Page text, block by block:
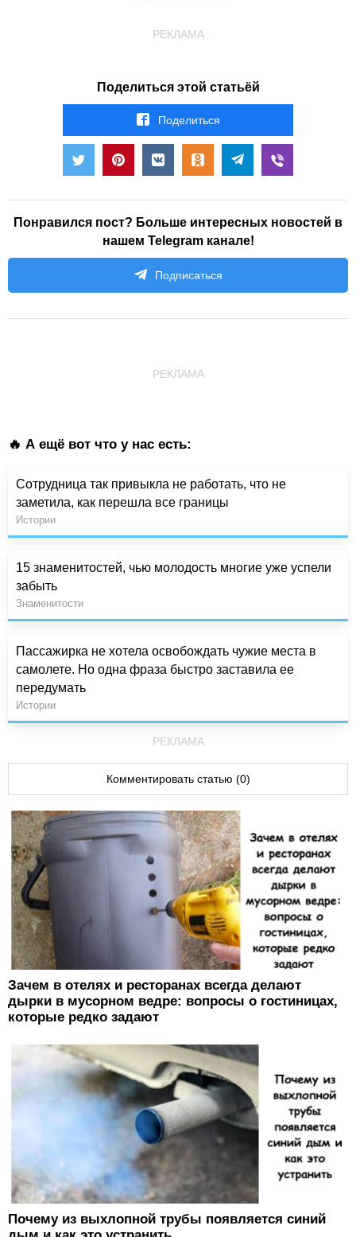
РЕКЛАМА
Поделиться этой статьёй
Поделиться
Понравился пост? Больше интересных новостей в
нашем Telegram канале!
Подписаться
РЕКЛАМА
🔥 А ещё вот что у нас есть:
Сотрудница так привыкла не работать, что не
заметила, как перешла все границы
Истории
15 знаменитостей, чью молодость многие уже успели
забыть
Знаменитости
Пассажирка не хотела освобождать чужие места в
самолете. Но одна фраза быстро заставила ее
передумать
Истории
РЕКЛАМА
Комментировать статью (0)
Зачем в отелях и ресторанах всегда делают
дырки в мусорном ведре: вопросы о гостиницах,
которые редко задают
Почему из выхлопной трубы появляется синий